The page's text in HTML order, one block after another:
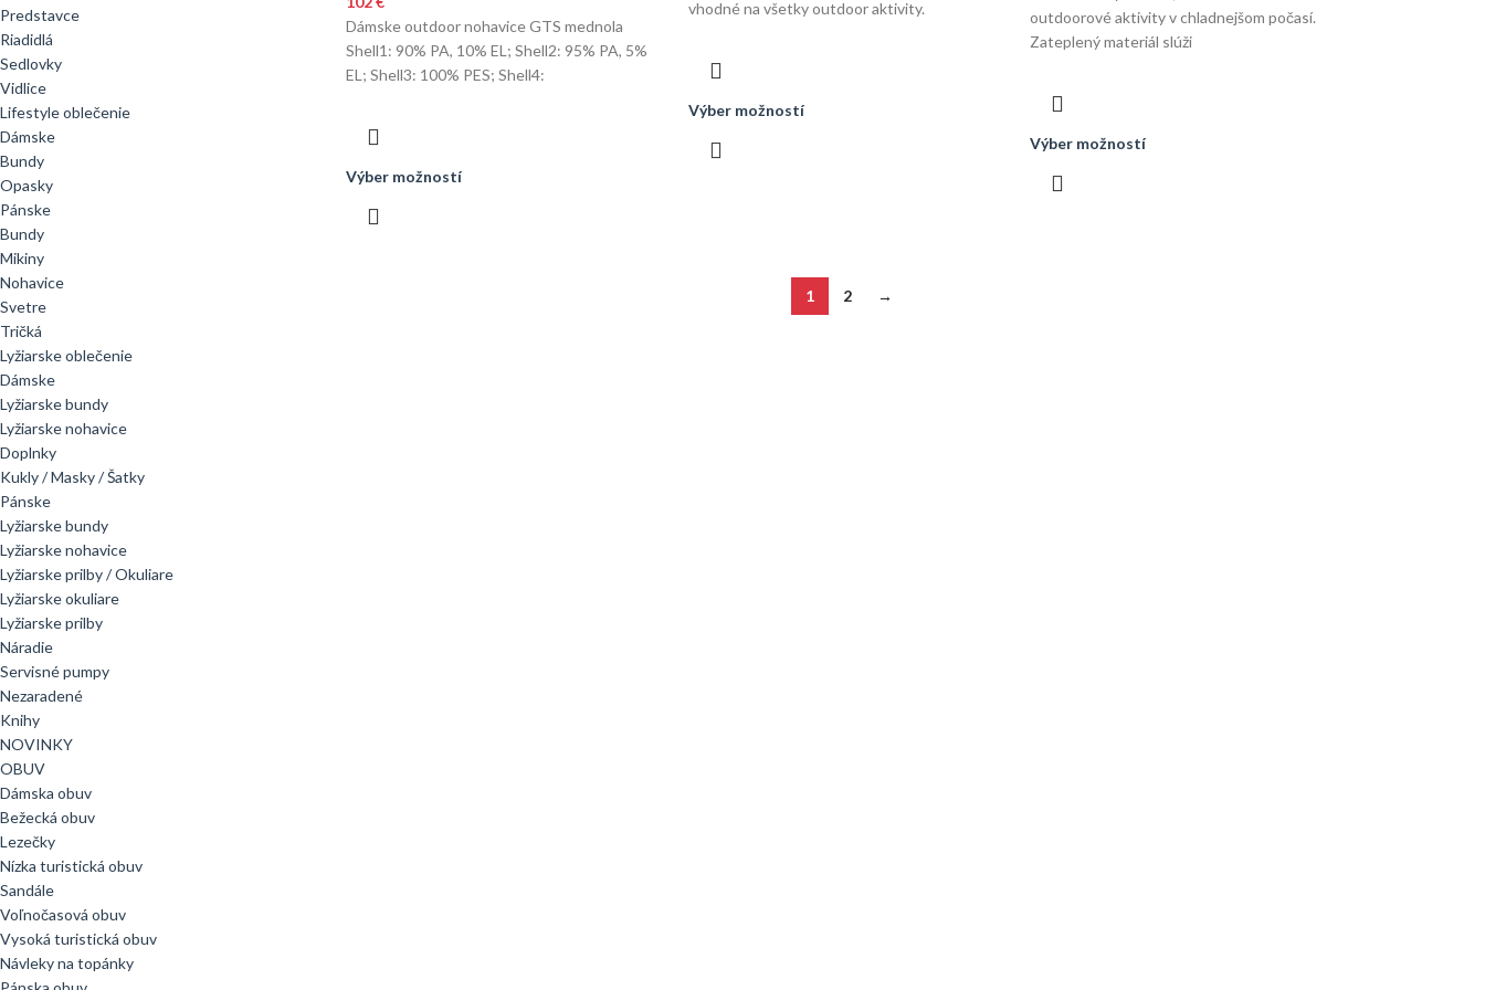
Predstavce
Riadidlá
Sedlovky
Vidlice
Lifestyle oblečenie
Dámske
Bundy
Opasky
Pánske
Bundy
Mikiny
Nohavice
Svetre
Tričká
Lyžiarske oblečenie
Dámske
Lyžiarske bundy
Lyžiarske nohavice
Doplnky
Kukly / Masky / Šatky
Pánske
Lyžiarske bundy
Lyžiarske nohavice
Lyžiarske prilby / Okuliare
Lyžiarske okuliare
Lyžiarske prilby
Náradie
Servisné pumpy
Nezaradené
Knihy
NOVINKY
OBUV
Dámska obuv
Bežecká obuv
Lezečky
Nízka turistická obuv
Sandále
Voľnočasová obuv
Vysoká turistická obuv
Návleky na topánky
Dámske outdoor nohavice GTS mednola
Shell1: 90% PA, 10% EL; Shell2: 95% PA, 5%
EL; Shell3: 100% PES; Shell4:
Výber možností
vhodné na všetky outdoor aktivity.
Výber možností
outdoorové aktivity v chladnejšom počasí.
Zateplený materiál slúži
Výber možností
1 2 →